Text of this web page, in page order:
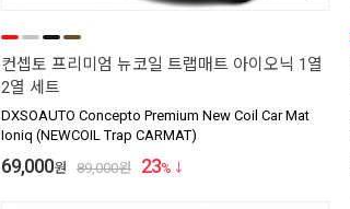
컨셉토 프리미엄 뉴코일 트랩매트 아이오닉 1열
2열 세트
DXSOAUTO Concepto Premium New Coil Car Mat
Ioniq (NEWCOIL Trap CARMAT)
69,000원 89,000원 23%